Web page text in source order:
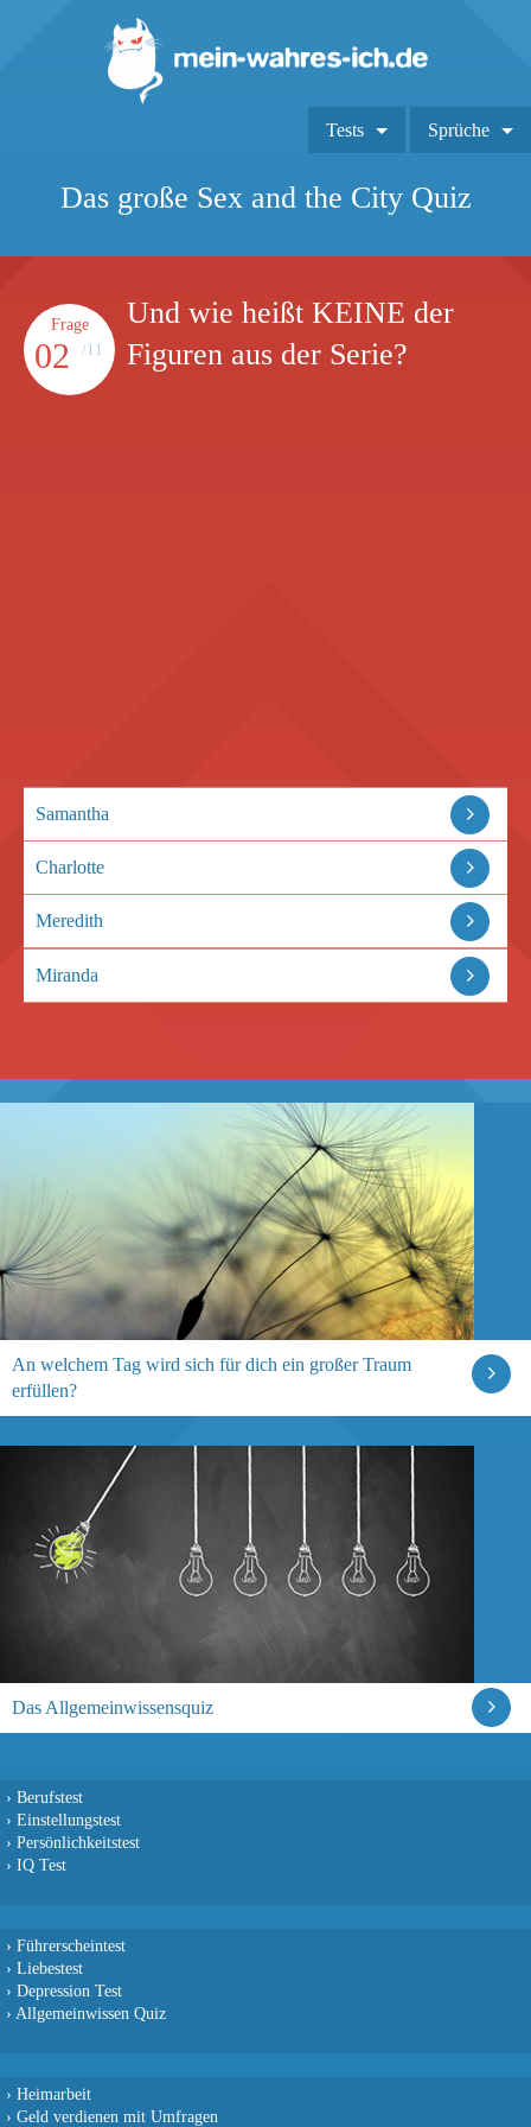
Tests Sprüche
Das große Sex and the City Quiz
Frage
02 /11
Und wie heißt KEINE der
Figuren aus der Serie?
Samantha
Charlotte
Meredith
Miranda
An welchem Tag wird sich für dich ein großer Traum
erfüllen?
Das Allgemeinwissensquiz
› Berufstest
› Einstellungstest
› Persönlichkeitstest
› IQ Test
› Führerscheintest
› Liebestest
› Depression Test
› Allgemeinwissen Quiz
› Heimarbeit
› Geld verdienen mit Umfragen